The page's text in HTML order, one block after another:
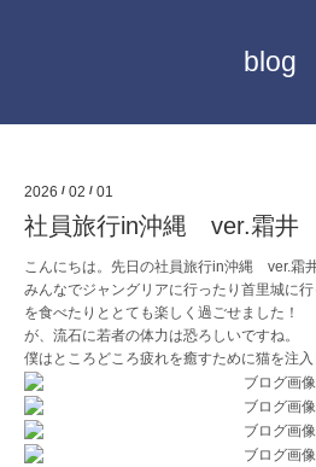
blog
2026 / 02 / 01
社員旅行in沖縄 ver.霜井
こんにちは。先日の社員旅行in沖縄 ver.霜井
みんなでジャングリアに行ったり首里城に
を食べたりととても楽しく過ごせました！
が、流石に若者の体力は恐ろしいですね。
僕はところどころ疲れを癒すために猫を注入